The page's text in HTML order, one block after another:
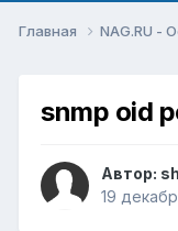
Главная NAG.RU -
snmp oid
Автор:
19